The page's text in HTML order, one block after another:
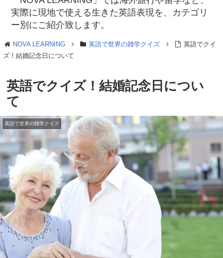
実際に現地で使える生きた英語表現を、 カテゴリ
ー別にご紹介致します。
NOVA LEARNING 英語で世界の雑学クイズ
英語でクイ
ズ！結婚記念日について
英語でクイズ！結婚記念日につい
て
英語で世界の雑学クイズ